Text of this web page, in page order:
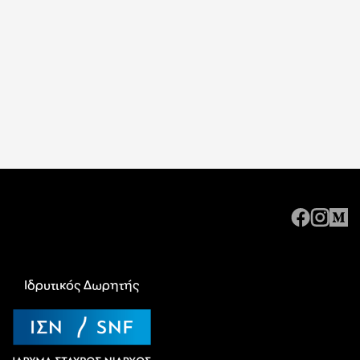
Ιδρυτικός Δωρητής